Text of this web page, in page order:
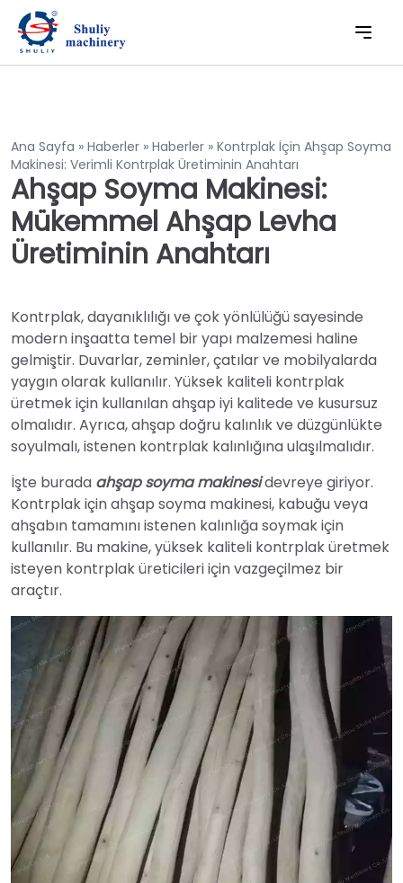
Ana Sayfa » Haberler » Haberler » Kontrplak İçin Ahşap Soyma
Makinesi: Verimli Kontrplak Üretiminin Anahtarı
Ahşap Soyma Makinesi:
Mükemmel Ahşap Levha
Üretiminin Anahtarı
Kontrplak, dayanıklılığı ve çok yönlülüğü sayesinde
modern inşaatta temel bir yapı malzemesi haline
gelmiştir. Duvarlar, zeminler, çatılar ve mobilyalarda
yaygın olarak kullanılır. Yüksek kaliteli kontrplak
üretmek için kullanılan ahşap iyi kalitede ve kusursuz
olmalıdır. Ayrıca, ahşap doğru kalınlık ve düzgünlükte
soyulmalı, istenen kontrplak kalınlığına ulaşılmalıdır.
İşte burada ahşap soyma makinesidevreye giriyor.
Kontrplak için ahşap soyma makinesi, kabuğu veya
ahşabın tamamını istenen kalınlığa soymak için
kullanılır. Bu makine, yüksek kaliteli kontrplak üretmek
isteyen kontrplak üreticileri için vazgeçilmez bir
araçtır.